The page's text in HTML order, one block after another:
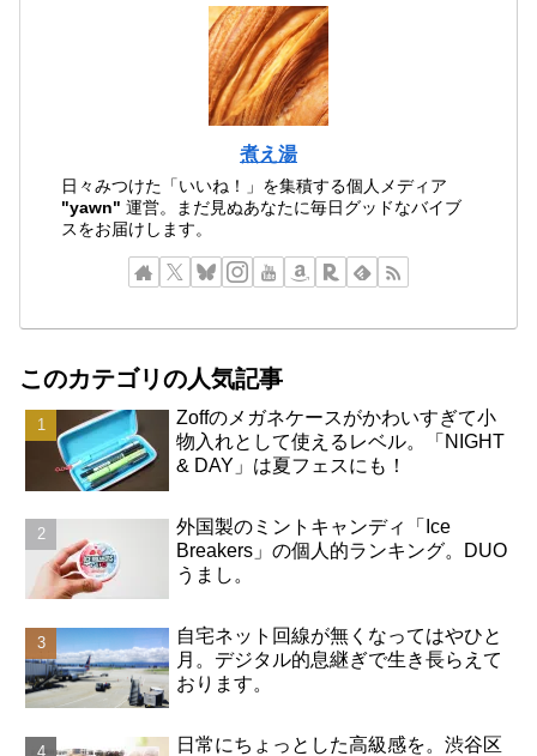
煮え湯
日々みつけた「いいね！」を集積する個人メディア
"yawn" 運営。まだ見ぬあなたに毎日グッドなバイブ
スをお届けします。
このカテゴリの人気記事
Zoffのメガネケースがかわいすぎて小
物入れとして使えるレベル。「NIGHT
& DAY」は夏フェスにも！
外国製のミントキャンディ「Ice
Breakers」の個人的ランキング。DUO
うまし。
自宅ネット回線が無くなってはやひと
月。デジタル的息継ぎで生き長らえて
おります。
日常にちょっとした高級感を。渋谷区